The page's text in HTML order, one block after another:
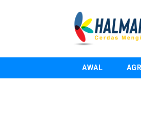
AWAL